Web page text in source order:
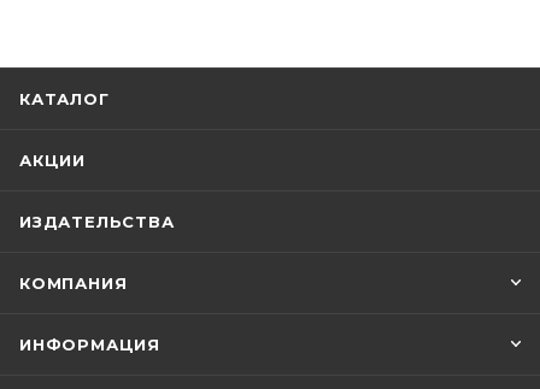
КАТАЛОГ
АКЦИИ
ИЗДАТЕЛЬСТВА
КОМПАНИЯ
ИНФОРМАЦИЯ